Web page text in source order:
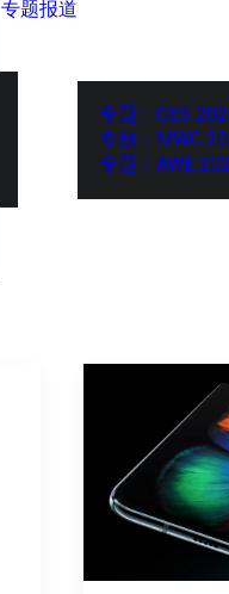
专题报道
专题：CES
专题：MWC
专题：AWE